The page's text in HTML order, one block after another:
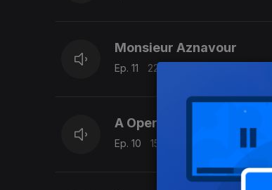
Monsieur Aznavour
Ep. 11 22 mar. 2025
A Opereta no século XIX
Ep. 10 15 mar. 2025